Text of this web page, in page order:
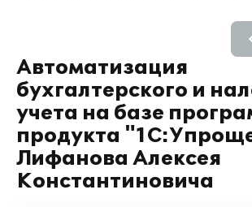
Автоматизация
бухгалтерского и
учета на базе
продукта
Лифанова Алексея
Константиновича